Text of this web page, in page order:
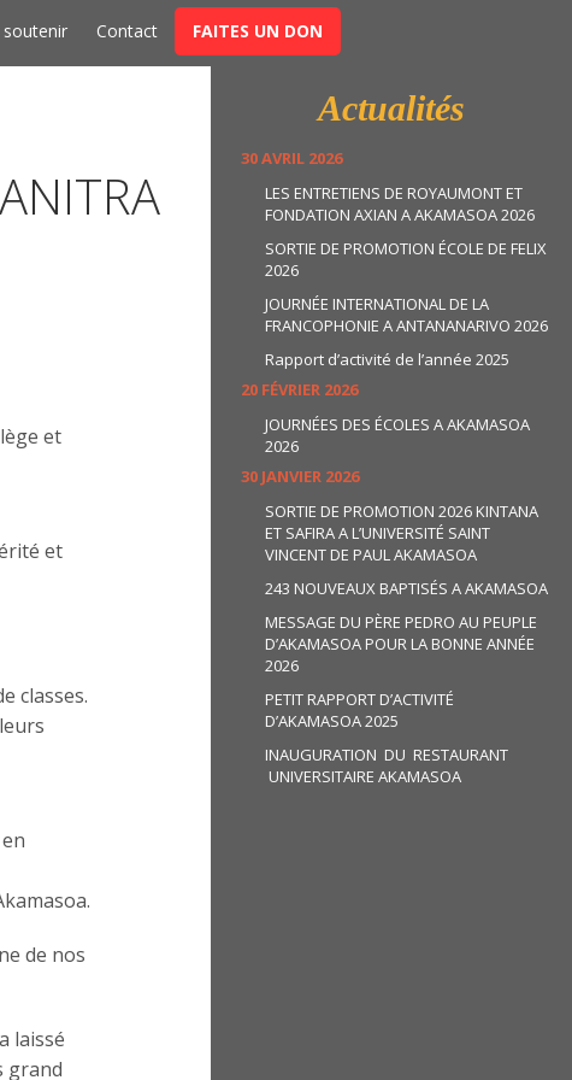
Contact FAITES UN DON
et
et
classes.
de nos
laissé
grand
Actualités
30 AVRIL 2026
LES ENTRETIENS DE ROYAUMONT ET
FONDATION AXIAN A AKAMASOA 2026
SORTIE DE PROMOTION ÉCOLE DE FELIX
2026
JOURNÉE INTERNATIONAL DE LA
FRANCOPHONIE A ANTANANARIVO 2026
Rapport d’activité de l’année 2025
20 FÉVRIER 2026
JOURNÉES DES ÉCOLES A AKAMASOA
2026
30 JANVIER 2026
SORTIE DE PROMOTION 2026 KINTANA
ET SAFIRA A L’UNIVERSITÉ SAINT
VINCENT DE PAUL AKAMASOA
243 NOUVEAUX BAPTISÉS A AKAMASOA
MESSAGE DU PÈRE PEDRO AU PEUPLE
D’AKAMASOA POUR LA BONNE ANNÉE
2026
PETIT RAPPORT D’ACTIVITÉ
D’AKAMASOA 2025
INAUGURATION DU RESTAURANT
UNIVERSITAIRE AKAMASOA